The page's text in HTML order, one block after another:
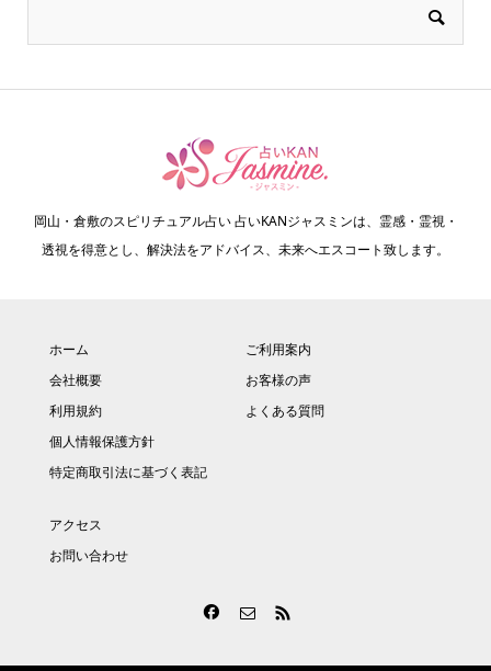
岡山・倉敷のスピリチュアル占い 占いKANジャスミンは、霊感・霊視・
透視を得意とし、解決法をアドバイス、未来へエスコート致します。
ホーム
会社概要
利用規約
個人情報保護方針
特定商取引法に基づく表記
ご利用案内
お客様の声
よくある質問
アクセス
お問い合わせ